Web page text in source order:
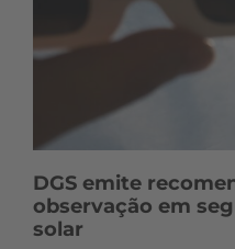
DGS emite
observação em
solar